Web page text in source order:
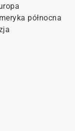
północna